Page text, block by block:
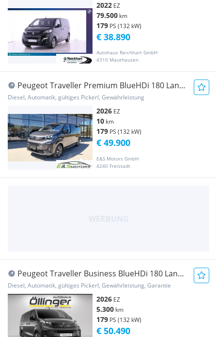
2022 EZ
79.500 km
179 PS (132 kW)
Autohaus Reichhart GmbH
4310 Mauthausen
€ 38.890
Peugeot Traveller Premium BlueHDi 180 Lang
EAT8
Diesel, Automatik, gültiges Pickerl, Gewährleistung
2026 EZ
10 km
179 PS (132 kW)
E&S Motors GmbH
4240 Freistadt
€ 49.900
Peugeot Traveller Business BlueHDi 180 Lang
EAT8
Diesel, Automatik, gültiges Pickerl, Gewährleistung, Garantie
2026 EZ
5.300 km
179 PS (132 kW)
€ 50.490